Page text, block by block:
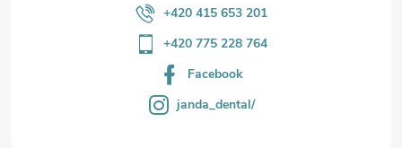
+420 415 653 201
+420 775 228 764
Facebook
janda_dental/